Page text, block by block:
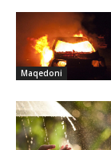
Maqedoni